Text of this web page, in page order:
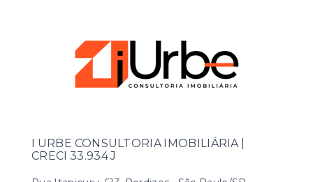
I URBE CONSULTORIA IMOBILIÁRIA |
CRECI 33.934 J